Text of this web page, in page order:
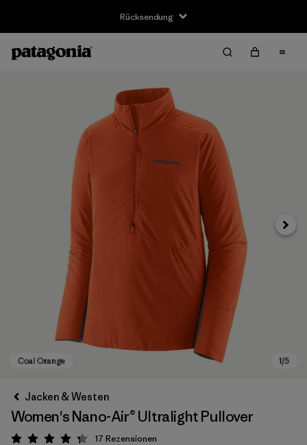
Rücksendung
Jacken & Westen
Women's Nano-Air® Ultralight Pullover
Bewertung: 4.3 / 5
17 Rezensionen